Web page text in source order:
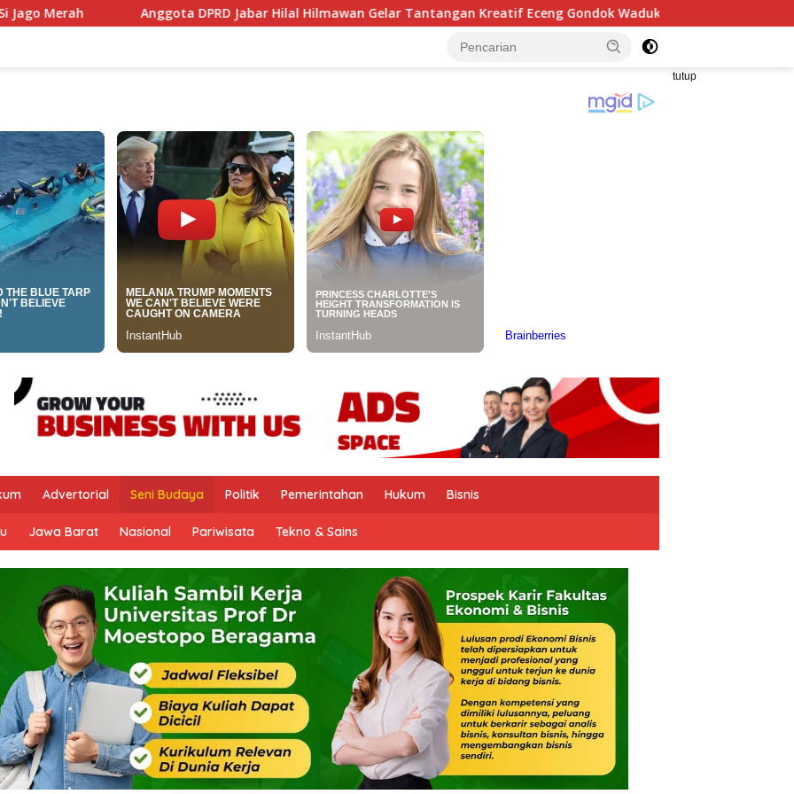
Anggota DPRD Jabar Hilal Hilmawan Gelar Tantangan Kreatif Eceng Gondok Waduk Bojongsari, Sediakan Hadiah Rp10
tutup
Advertorial Seni Budaya Politik Pemerintahan Hukum Bisnis
Jawa Barat Nasional Pariwisata Tekno & Sains